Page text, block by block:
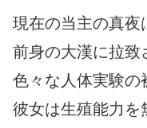
現在の当主の真夜
前身の大漢に拉致
色々な人体実験の
彼女は生殖能力を